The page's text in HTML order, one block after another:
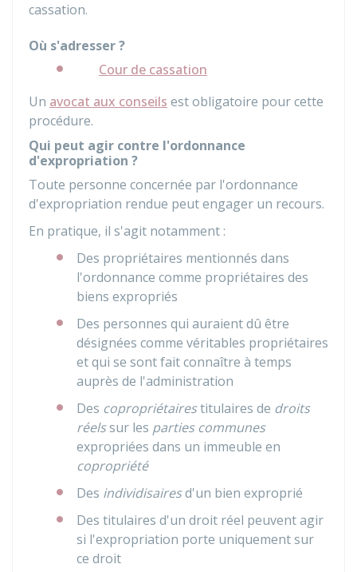
cassation.
Où s'adresser ?
Cour de cassation
Un avocat aux conseils est obligatoire pour cette
procédure.
Qui peut agir contre l'ordonnance
d'expropriation ?
Toute personne concernée par l'ordonnance
d'expropriation rendue peut engager un recours.
En pratique, il s'agit notamment :
Des propriétaires mentionnés dans
l'ordonnance comme propriétaires des
biens expropriés
Des personnes qui auraient dû être
désignées comme véritables propriétaires
et qui se sont fait connaître à temps
auprès de l'administration
Des copropriétairestitulaires de droits
réelssur les parties communes
expropriées dans un immeuble en
copropriété
Des individisairesd'un bien exproprié
Des titulaires d'un droit réel peuvent agir
si l'expropriation porte uniquement sur
ce droit